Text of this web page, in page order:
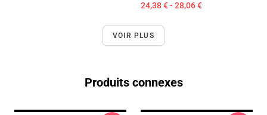
24,38 € - 28,06 €
VOIR PLUS
Produits connexes